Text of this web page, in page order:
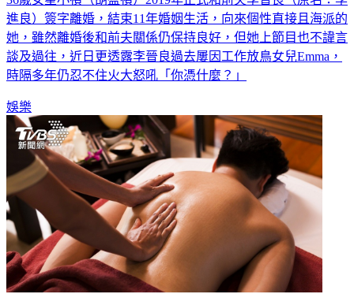
進良）簽字離婚，結束11年婚姻生活，向來個性直接且海派的
她，雖然離婚後和前夫關係仍保持良好，但她上節目也不諱言
談及過往，近日更透露李晉良過去屢因工作放鳥女兒Emma，
時隔多年仍忍不住火大怒吼「你憑什麼？」
娛樂